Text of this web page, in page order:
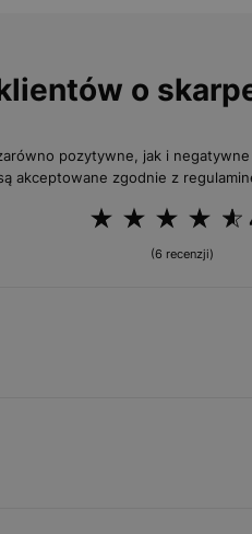
o
pozytywne, jak i
akceptowane zgodnie z
(6 recenzji)